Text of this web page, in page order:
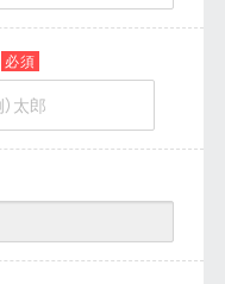
必須